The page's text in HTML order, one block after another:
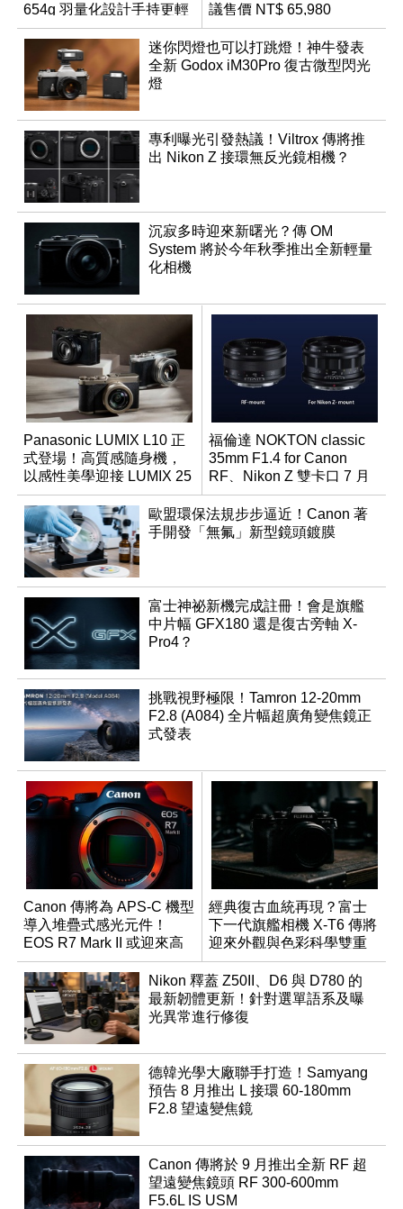
654g 羽量化設計手持更輕
鬆
議售價 NT$ 65,980
迷你閃燈也可以打跳燈！神牛發表
全新 Godox iM30Pro 復古微型閃光
燈
專利曝光引發熱議！Viltrox 傳將推
出 Nikon Z 接環無反光鏡相機？
沉寂多時迎來新曙光？傳 OM
System 將於今年秋季推出全新輕量
化相機
Panasonic LUMIX L10 正
式登場！高質感隨身機，
以感性美學迎接 LUMIX 25
週年
福倫達 NOKTON classic
35mm F1.4 for Canon
RF、Nikon Z 雙卡口 7 月
同步登台
歐盟環保法規步步逼近！Canon 著
手開發「無氟」新型鏡頭鍍膜
富士神祕新機完成註冊！會是旗艦
中片幅 GFX180 還是復古旁軸 X-
Pro4？
挑戰視野極限！Tamron 12-20mm
F2.8 (A084) 全片幅超廣角變焦鏡正
式發表
Canon 傳將為 APS-C 機型
導入堆疊式感光元件！
EOS R7 Mark II 或迎來高
速讀出升級
經典復古血統再現？富士
下一代旗艦相機 X-T6 傳將
迎來外觀與色彩科學雙重
優化
Nikon 釋蓋 Z50II、D6 與 D780 的
最新韌體更新！針對選單語系及曝
光異常進行修復
德韓光學大廠聯手打造！Samyang
預告 8 月推出 L 接環 60-180mm
F2.8 望遠變焦鏡
Canon 傳將於 9 月推出全新 RF 超
望遠變焦鏡頭 RF 300-600mm
F5.6L IS USM